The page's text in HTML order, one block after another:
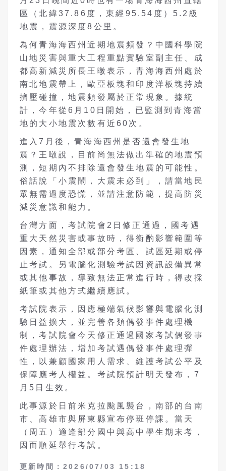
區（北緯37.86度，東經95.54度）5.2級
地震，震源深度8公里。
為何青海海西州近期地震頻發？中國科學院
山地災害與重大工程重點實驗室副主任、成
都高新減災所長王暾表示，青海海西州處於
南北地震帶上，歐亞板塊和印度洋板塊持續
擠壓碰撞，地震頻發屬於正常現象。據統
計，今年從6月10日開始，已監測到青海當
地的大小地震次數有近60次。
進入7月後，青海海西州是否還會發生地
震？王暾說，目前尚無法做出準確的地震預
測，短期內不排除還會發生地震的可能性。
俗話說「小震鬧，大震未必到」，請當地民
眾無需過度恐慌，並請注意防範，提高防災
減災意識和能力。
台灣方面，考試院會2日修正通過，國考遇
重大天然災害或事故時，得衡酌影響範圍等
因素，通知全部或部分考區、試區延期或停
止考試。另電腦化測驗考試因資訊設備異常
或其他事故，導致無法正常進行時，得改採
紙筆或其他方式繼續應試。
考試院表示，因應極端氣候影響與電腦化測
驗日益擴大，並完善各類偶發事件處理機
制，考試院會今天修正通過國家考試偶發事
件處理辦法，增加考試遇偶發事件處理彈
性，以兼顧國家用人需求、維護考試公平及
保障應考人權益。考試院預計明天發布，7
月5日生效。
此事源於日前米克拉颱風襲台，南部的台南
市、高雄市與屏東縣宣布停班停課。當天
（周五）適逢部分國中與高中學生期末考，
因而順延舉行考試。
更新時間：2026/07/03 15:18